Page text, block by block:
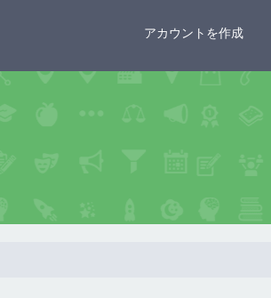
アカウントを作成